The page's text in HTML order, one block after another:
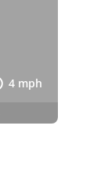
4 mph